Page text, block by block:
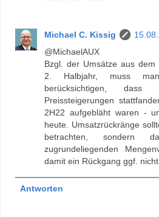
Michael C. Kissig
@MichaelAUX
Bzgl. der Umsätze aus dem
2. Halbjahr, muss
berücksichtigen,
Preissteigerungen
2H22 aufgebläht waren -
heute. Umsatzrückränge
betrachten, sondern
zugrundeliegenden
damit ein Rückgang ggf.
Antworten